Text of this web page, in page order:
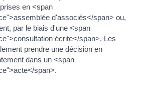
en <span
d'associés</span> ou,
par le biais d'une <span
écrite</span>. Les
prendre une décision en
dans un <span
span>.